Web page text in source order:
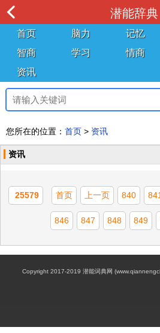
潜能辞典
首页 脑力 记忆
智商
学习 情商
资讯
您所在的位置： 首页 > 资讯
资讯
25579 首页 上一页 840 841
846 847 848 849
Copyright 2017-2019 潜能词典网